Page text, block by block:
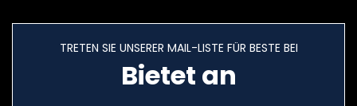
TRETEN SIE UNSERER MAIL-LISTE FÜR BESTE BEI
Bietet an